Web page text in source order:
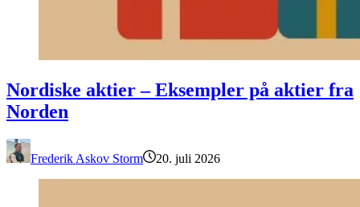
Nordiske aktier – Eksempler på aktier fra
Norden
Frederik Askov Storm 20. juli 2026